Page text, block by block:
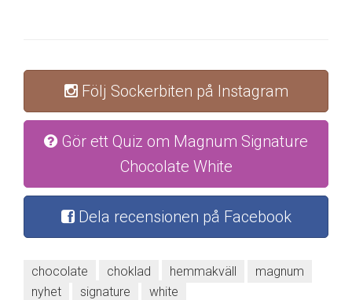
Följ Sockerbiten på Instagram
Gör ett Quiz om Magnum Signature
Chocolate White
Dela recensionen på Facebook
chocolate choklad hemmakväll
magnum
nyhet
signature white